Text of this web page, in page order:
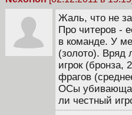
Жаль, что не
Про читеров -
в команде. У
(золото). Вряд
игрок
фрагов
ОСы
ли честный